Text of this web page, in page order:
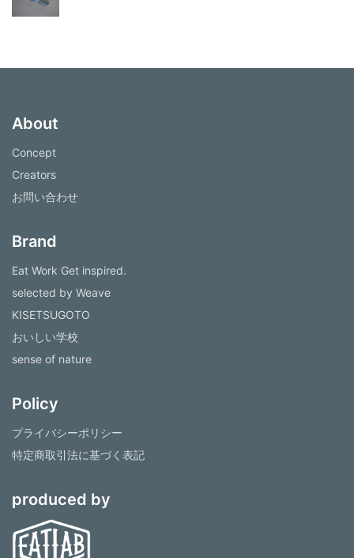
About
Concept
Creators
お問い合わせ
Brand
Eat Work Get inspired.
selected by Weave
KISETSUGOTO
おいしい学校
sense of nature
Policy
プライバシーポリシー
特定商取引法に基づく表記
produced by